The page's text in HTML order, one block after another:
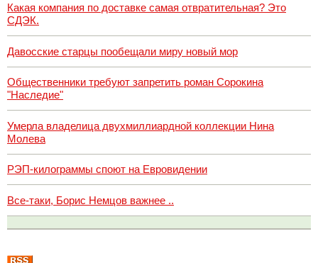
Какая компания по доставке самая отвратительная? Это
СДЭК.
Давосские старцы пообещали миру новый мор
Общественники требуют запретить роман Сорокина
"Наследие"
Умерла владелица двухмиллиардной коллекции Нина
Молева
РЭП-килограммы споют на Евровидении
Все-таки, Борис Немцов важнее ..